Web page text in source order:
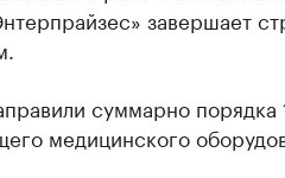
завершает
суммарно порядка
медицинского